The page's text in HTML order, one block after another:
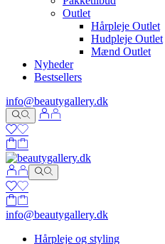
Outlet
Hårpleje Outlet
Hudpleje Outlet
Mænd Outlet
Nyheder
Bestsellers
info@beautygallery.dk
info@beautygallery.dk
Hårpleje og styling